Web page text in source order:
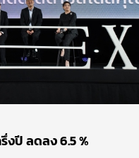
งปี ลดลง 6.5 %